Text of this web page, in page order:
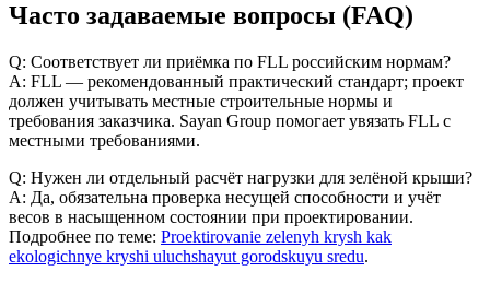
Часто задаваемые вопросы (FAQ)
Q: Соответствует ли приёмка по FLL российским нормам?
A: FLL — рекомендованный практический стандарт; проект
должен учитывать местные строительные нормы и
требования заказчика. Sayan Group помогает увязать FLL с
местными требованиями.
Q: Нужен ли отдельный расчёт нагрузки для зелёной крыши?
A: Да, обязательна проверка несущей способности и учёт
весов в насыщенном состоянии при проектировании.
Подробнее по теме: Proektirovanie zelenyh krysh kak
ekologichnye kryshi uluchshayut gorodskuyu sredu.